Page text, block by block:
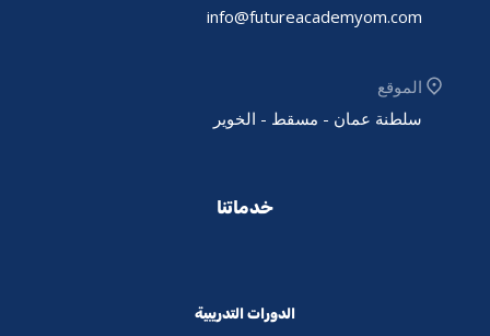
info@futureacademyom.com
الموقع
سلطنة عمان - مسقط - الخوير
خدماتنا
الدورات التدريبية